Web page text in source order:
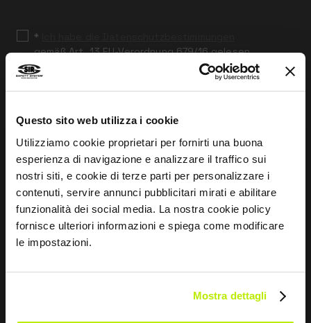
Questo sito web utilizza i cookie
Utilizziamo cookie proprietari per fornirti una buona
esperienza di navigazione e analizzare il traffico sui
nostri siti, e cookie di terze parti per personalizzare i
contenuti, servire annunci pubblicitari mirati e abilitare
funzionalità dei social media. La nostra cookie policy
fornisce ulteriori informazioni e spiega come modificare
le impostazioni.
Mostra dettagli
*
gemäß Art. 13 EU-Verordnung 679/16 gelesen.
Zustimmen
Daten für Marketingzwecke und zum Erhalt von
kommerziellen und werblichen Mitteilungen per E-Mail,
SMS und Newsletter, einschließlich der Nutzung von
sozialen Netzwerken.
SENDEN